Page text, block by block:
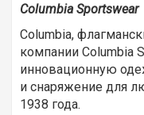
Columbia Sportswear
Columbia,
компании Columbia
инновационную
и снаряжение для
1938 года.